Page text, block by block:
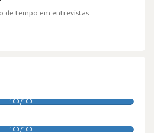
de tempo em entrevistas
100/100
100/100